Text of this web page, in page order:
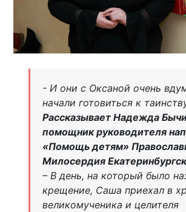
- И они с Оксаной очень
начали готовиться к
Рассказывает Надежда
помощник руководителя
«Помощь детям»
Милосердия
– В день, на который было
крещение, Саша приехал в
великомученика и целителя